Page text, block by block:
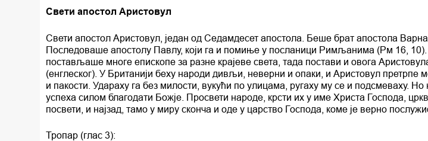
Свети апостол Аристовул
Свети апостол Аристовул, један од Седамдесет апостола. Беше брат апостола
Последоваше апостолу Павлу, који га и помиње у посланици Римљанима (Рм 16,
постављаше многе епископе за разне крајеве света, тада постави и овога
(енглеског). У Британији беху народи дивљи, неверни и опаки, и Аристовул
и пакости. Удараху га без милости, вукући по улицама, ругаху му се и подсмеваху. Но
успеха силом благодати Божје. Просвети народе, крсти их у име Христа Господа,
посвети, и најзад, тамо у миру сконча и оде у царство Господа, коме је верно
Тропар (глас 3):